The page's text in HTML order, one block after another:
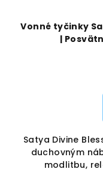
Vonné tyčinky
|
Satya Divine
duchovným
modlitbu,